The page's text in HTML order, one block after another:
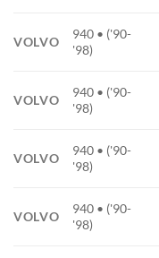
VOLVO
940 • ('90-
'98)
VOLVO
940 • ('90-
'98)
VOLVO
940 • ('90-
'98)
VOLVO
940 • ('90-
'98)